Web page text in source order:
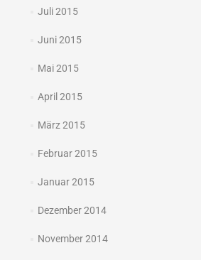
Juli 2015
Juni 2015
Mai 2015
April 2015
März 2015
Februar 2015
Januar 2015
Dezember 2014
November 2014